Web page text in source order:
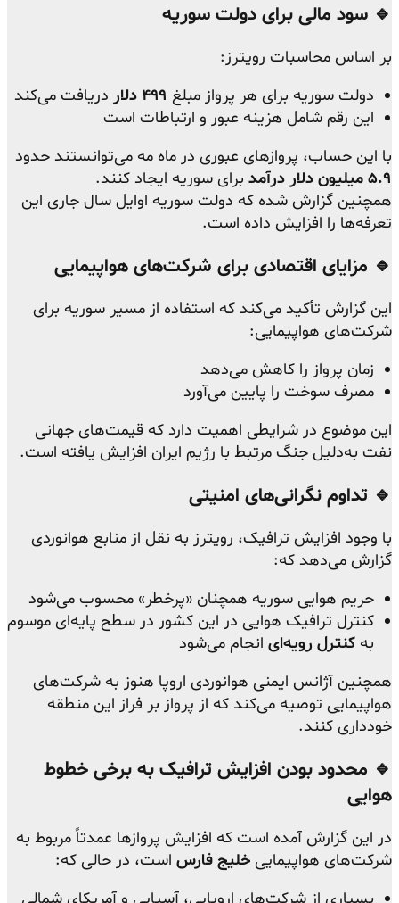
🔹 سود مالی برای دولت سوریه
بر اساس محاسبات رویترز:
دولت سوریه برای هر پرواز مبلغ ۴۹۹ دلار
دریافت می‌کند
این رقم شامل هزینه عبور و ارتباطات است
با این حساب، پروازهای عبوری در ماه مه می‌توانستند حدود
۵.۹ میلیون دلار درآمد
برای سوریه ایجاد کنند.
همچنین گزارش شده که دولت سوریه اوایل سال جاری این
تعرفه‌ها را افزایش داده است.
🔹 مزایای اقتصادی برای شرکت‌های هواپیمایی
این گزارش تأکید می‌کند که استفاده از مسیر سوریه برای
شرکت‌های هواپیمایی:
زمان پرواز را کاهش می‌دهد
مصرف سوخت را پایین می‌آورد
این موضوع در شرایطی اهمیت دارد که قیمت‌های جهانی
نفت به‌دلیل جنگ مرتبط با رژیم ایران افزایش یافته است.
🔹 تداوم نگرانی‌های امنیتی
با وجود افزایش ترافیک، رویترز به نقل از منابع هوانوردی
گزارش می‌دهد که:
حریم هوایی سوریه همچنان «پرخطر» محسوب می‌شود
کنترل ترافیک هوایی در این کشور در سطح پایه‌ای موسوم
به کنترل رویه‌ای انجام می‌شود
همچنین آژانس ایمنی هوانوردی اروپا هنوز به شرکت‌های
هواپیمایی توصیه می‌کند که از پرواز بر فراز این منطقه
خودداری کنند.
🔹 محدود بودن افزایش ترافیک به برخی خطوط
هوایی
در این گزارش آمده است که افزایش پروازها عمدتاً مربوط به
شرکت‌های هواپیمایی خلیج فارس است، در حالی که: